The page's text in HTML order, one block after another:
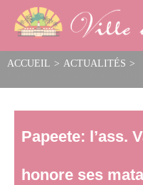
ACCUEIL > ACTUALITÉS >
Papeete: l’ass.
honore ses
Cookies management panel